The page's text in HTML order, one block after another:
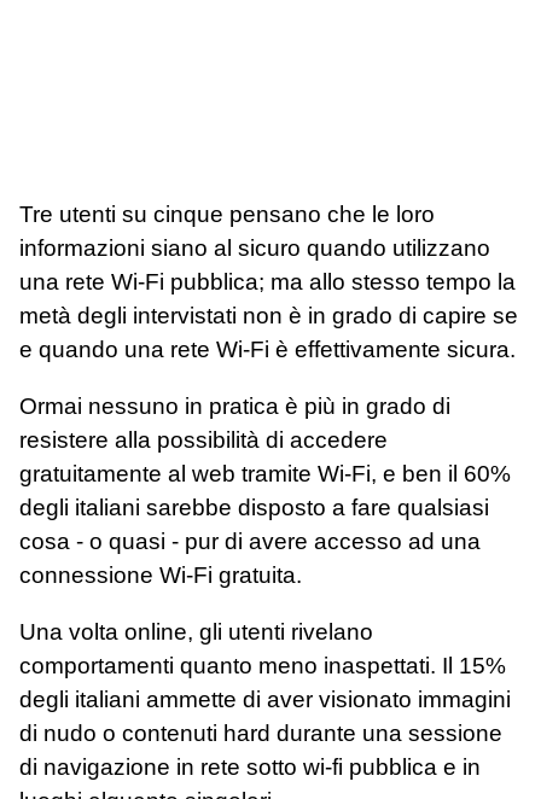
Tre utenti su cinque pensano che le loro
informazioni siano al sicuro quando utilizzano
una rete Wi-Fi pubblica; ma allo stesso tempo la
metà degli intervistati non è in grado di capire se
e quando una rete Wi-Fi è effettivamente sicura.
Ormai nessuno in pratica è più in grado di
resistere alla possibilità di accedere
gratuitamente al web tramite Wi-Fi, e ben il 60%
degli italiani sarebbe disposto a fare qualsiasi
cosa - o quasi - pur di avere accesso ad una
connessione Wi-Fi gratuita.
Una volta online, gli utenti rivelano
comportamenti quanto meno inaspettati. Il 15%
degli italiani ammette di aver visionato immagini
di nudo o contenuti hard durante una sessione
di navigazione in rete sotto wi-fi pubblica e in